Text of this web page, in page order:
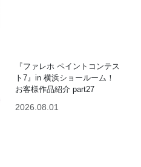
『ファレホ ペイントコンテス
ト7』in 横浜ショールーム！
お客様作品紹介 part27
2026.08.01